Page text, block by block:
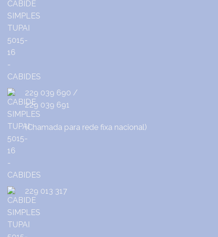
229 039 690 /
229 039 691
(Chamada para rede fixa nacional)
229 013 317